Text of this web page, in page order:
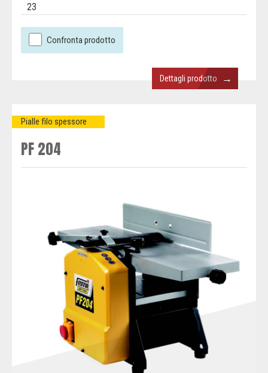
23
Confronta prodotto
Dettagli prodotto →
Pialle filo spessore
PF 204